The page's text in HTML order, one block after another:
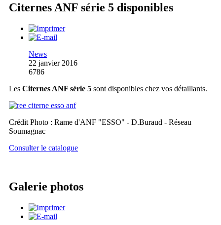
Citernes ANF série 5 disponibles
News
22 janvier 2016
6786
Les Citernes ANF série 5 sont disponibles chez vos détaillants.
Crédit Photo : Rame d'ANF "ESSO" - D.Buraud - Réseau
Soumagnac
Consulter le catalogue
Galerie photos